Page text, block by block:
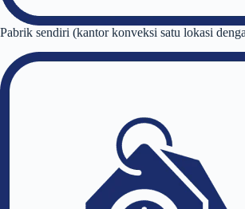
Pabrik sendiri (kantor konveksi satu lokasi